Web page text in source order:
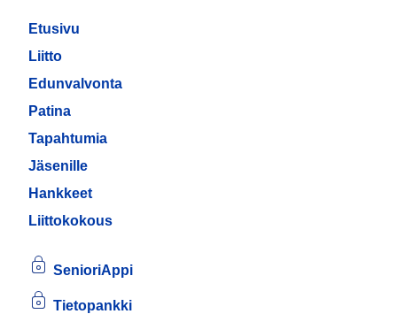
Etusivu
Liitto
Edunvalvonta
Patina
Tapahtumia
Jäsenille
Hankkeet
Liittokokous
SenioriAppi
Tietopankki